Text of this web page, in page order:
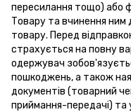
пересилання тощо) або
Товару та вчинення ним
товару. Перед
страхується на повну
одержувач
пошкоджень, а також
документів (товарний
приймання-передачі) та